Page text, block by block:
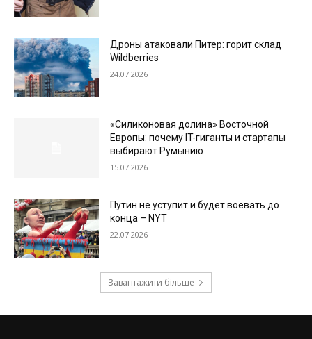
Дроны атаковали Питер: горит склад
Wildberries
24.07.2026
«Силиконовая долина» Восточной
Европы: почему IT-гиганты и стартапы
выбирают Румынию
15.07.2026
Путин не уступит и будет воевать до
конца – NYT
22.07.2026
Завантажити більше